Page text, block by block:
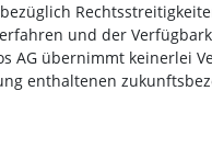
und der
AG übernimmt keinerlei
enthaltenen